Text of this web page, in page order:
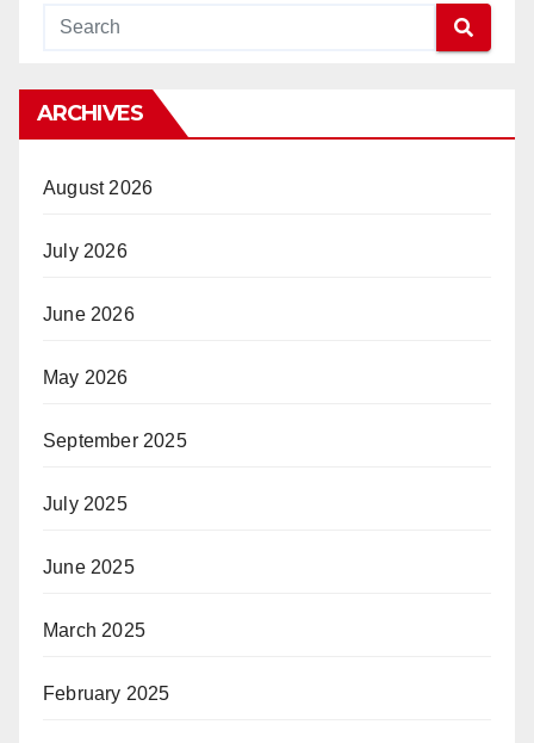
ARCHIVES
August 2026
July 2026
June 2026
May 2026
September 2025
July 2025
June 2025
March 2025
February 2025